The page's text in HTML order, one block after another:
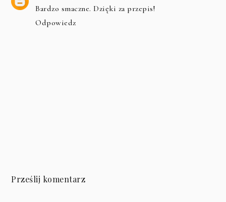
Bardzo smaczne. Dzięki za przepis!
Odpowiedz
Prześlij komentarz